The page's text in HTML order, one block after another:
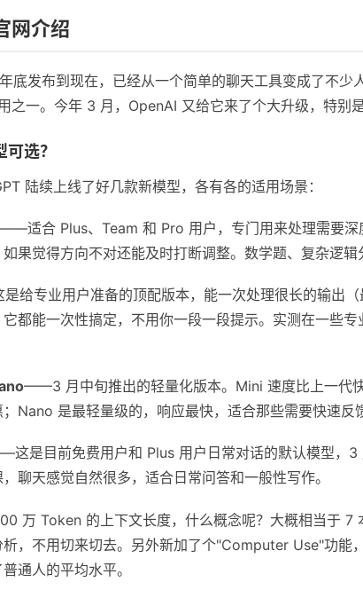
网介绍
底发布到现在，已经从一个简单的聊天工具变成了不少
之一。今年 3 月，OpenAI 又给它来了个大升级，特别
选？
陆续上线了好几款新模型，各有各的适用场景：
——适合 Plus、Team 和 Pro 用户，专门用来处理需要深
果觉得方向不对还能及时打断调整。数学题、复杂逻辑
给专业用户准备的顶配版本，能一次处理很长的输出
都能一次性搞定，不用你一段一段提示。实测在一些
——3 月中旬推出的轻量化版本。Mini 速度比上一代
Nano 是最轻量级的，响应最快，适合那些需要快速反
是目前免费用户和 Plus 用户日常对话的默认模型，3
聊天感觉自然很多，适合日常问答和一般性写作。
万 Token 的上下文长度，什么概念呢？大概相当于
，不用切来切去。另外新加了个"Computer Use"功能
通人的平均水平。